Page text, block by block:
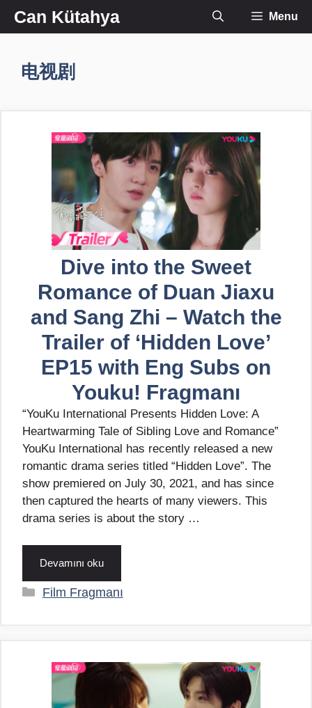
İçeriğe
atlaCan Kütahya Menu
电视剧
Dive into the Sweet
Romance of Duan Jiaxu
and Sang Zhi – Watch the
Trailer of ‘Hidden Love’
EP15 with Eng Subs on
Youku! Fragmanı
“YouKu International Presents Hidden Love: A
Heartwarming Tale of Sibling Love and Romance”
YouKu International has recently released a new
romantic drama series titled “Hidden Love”. The
show premiered on July 30, 2021, and has since
then captured the hearts of many viewers. This
drama series is about the story …
Devamını oku
Kategoriler
Film Fragmanı